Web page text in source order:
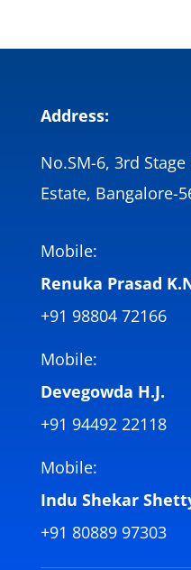
Address:
No.SM-6, 3rd
Estate, Bangalore-
Mobile:
Renuka Prasad
+91 98804 72166
Mobile:
Devegowda H.J.
+91 94492 22118
Mobile:
Indu Shekar
+91 80889 97303